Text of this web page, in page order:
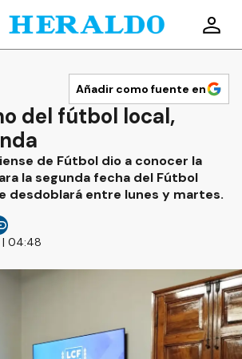
Añadir como fuente en
del fútbol local,
de Fútbol dio a conocer la
la segunda fecha del Fútbol
desdoblará entre lunes y martes.
| 04:48